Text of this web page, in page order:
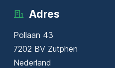
Adres
Pollaan 43
7202 BV Zutphen
Nederland